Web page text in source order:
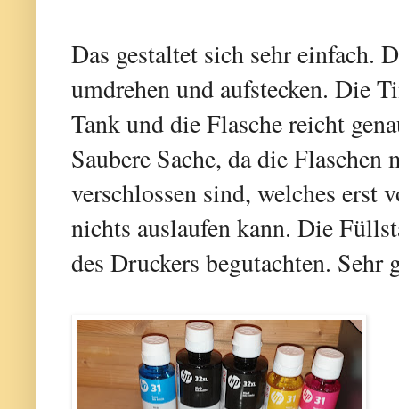
Das gestaltet sich sehr einfach.
umdrehen und aufstecken. Die
Tank und die Flasche reicht
Saubere Sache, da die
verschlossen sind, welches erst
nichts auslaufen kann. Die
des Druckers begutachten. Sehr